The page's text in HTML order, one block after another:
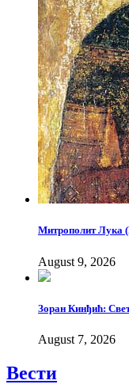
Митрополит Лука
August 9, 2026
Зоран Кинђић:
August 7, 2026
Вести